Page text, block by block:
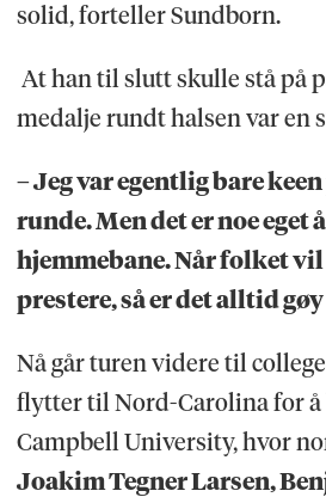
solid, forteller Sundborn.
At han til slutt skulle stå på
medalje rundt halsen var en
– Jeg var egentlig bare keen
runde. Men det er noe eget
hjemmebane. Når folket vil
prestere, så er det alltid gøy
Nå går turen videre til
flytter til Nord-Carolina for å
Campbell University, hvor
Joakim Tegner Larsen,